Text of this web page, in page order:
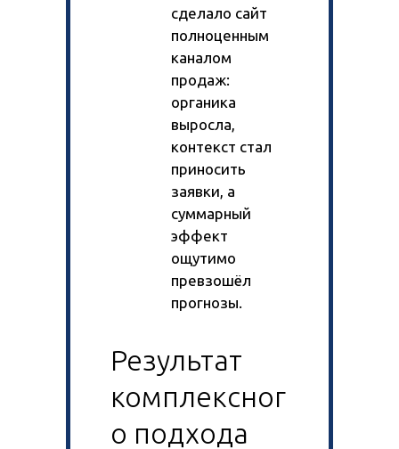
сделало сайт
полноценным
каналом
продаж:
органика
выросла,
контекст стал
приносить
заявки, а
суммарный
эффект
ощутимо
превзошёл
прогнозы.
Результат
комплексног
о подхода